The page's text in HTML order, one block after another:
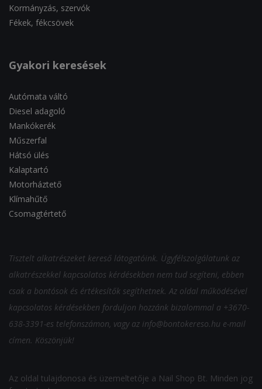
Kormányzás, szervók
Fékek, fékcsövek
Gyakori keresések
Autómata váltó
Diesel adagoló
Mankókerék
Műszerfal
Hátsó ülés
Kalaptartó
Motorháztető
Klímahűtő
Csomagtértető
Tisztelt alkatrészeket kereső látogatóink. Ügyfélszolgálatunk az
alkatrészekkel kapcsolatos kérdésekben nem tud segíteni, ebben
csak a bontósok és értékesítők segíthetnek. Az oldal működésével
kapcsolatos kérdésekben forduljon hozzánk bizalommal a +3670-
638-3391-es telefonszámon, vagy az info@bontokereso.hu e-mail
címen. Köszönjük!
Az oldal tulajdonosa és üzemeltetője a Nail Shop Bt. Minden jog